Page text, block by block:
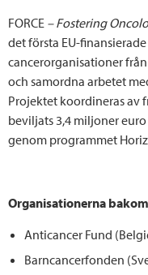
FORCE – Fostering
det första EU-
cancerorganisationer
och samordna arbetet
Projektet koordineras av
beviljats 3,4 miljoner
genom programmet
Organisationerna bakom
Anticancer Fund
Barncancerfonden